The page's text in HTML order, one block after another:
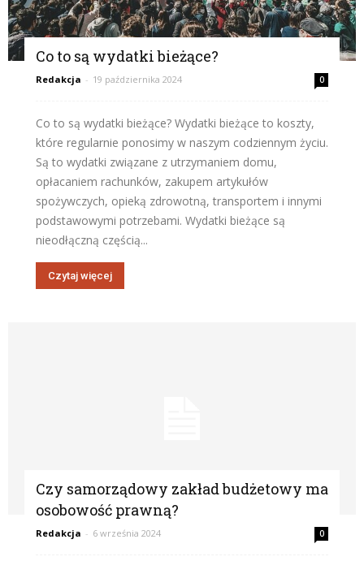
Co to są wydatki bieżące?
Redakcja - 19 października 2024 0
Co to są wydatki bieżące? Wydatki bieżące to koszty,
które regularnie ponosimy w naszym codziennym życiu.
Są to wydatki związane z utrzymaniem domu,
opłacaniem rachunków, zakupem artykułów
spożywczych, opieką zdrowotną, transportem i innymi
podstawowymi potrzebami. Wydatki bieżące są
nieodłączną częścią...
Czytaj więcej
Czy samorządowy zakład budżetowy ma
osobowość prawną?
Redakcja - 6 września 2024 0